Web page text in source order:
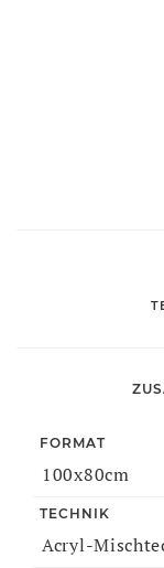
FORMAT
100x80cm
TECHNIK
Acryl-